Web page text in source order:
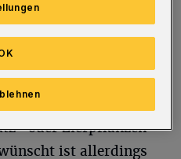
wird, kann so
eine
werden.
oder Zierpflanzen
ist allerdings